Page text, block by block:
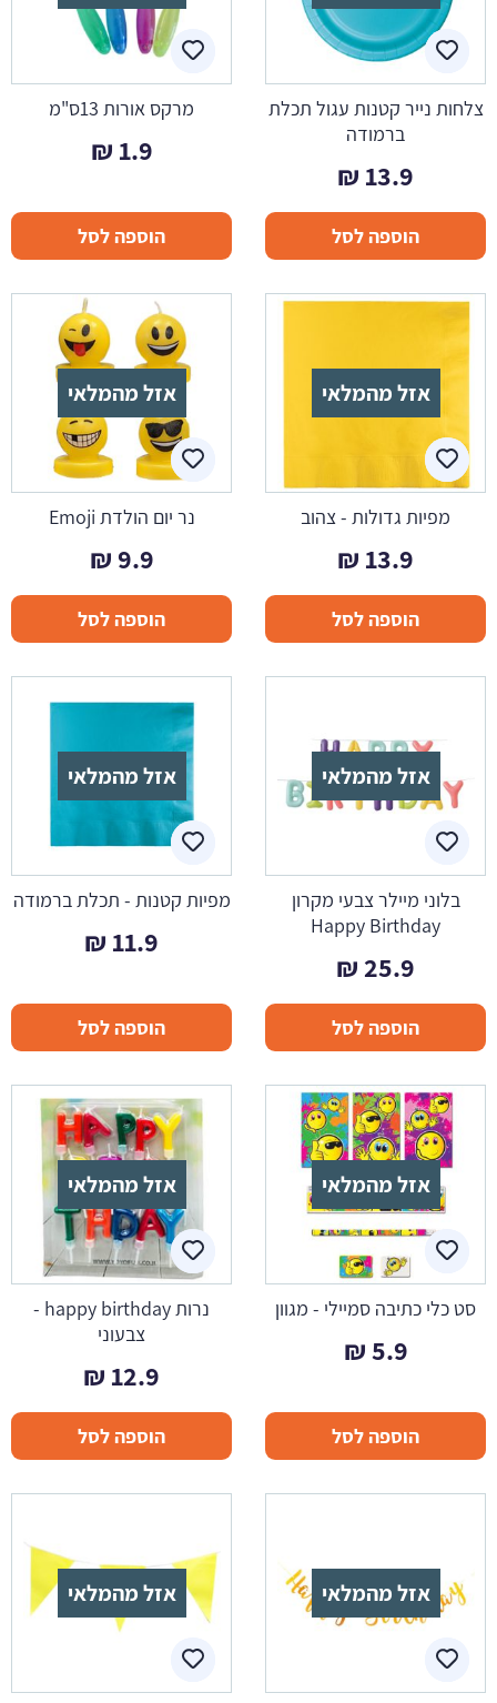
צלחות נייר קטנות עגול תכלת
ברמודה
13.9
₪
הוספה לסל
מרקס אורות 13ס"מ
1.9
₪
הוספה לסל
אזל מהמלאי
מפיות גדולות - צהוב
13.9
₪
הוספה לסל
אזל מהמלאי
נר יום הולדת Emoji
9.9
₪
הוספה לסל
אזל מהמלאי
בלוני מיילר צבעי מקרון
Happy Birthday
25.9
₪
הוספה לסל
אזל מהמלאי
מפיות קטנות - תכלת ברמודה
11.9
₪
הוספה לסל
אזל מהמלאי
סט כלי כתיבה סמיילי - מגוון
5.9
₪
הוספה לסל
אזל מהמלאי
נרות happy birthday -
צבעוני
12.9
₪
הוספה לסל
אזל מהמלאי אזל מהמלאי